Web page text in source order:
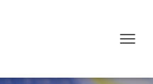
V